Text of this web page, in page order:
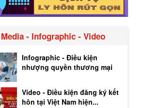
Media - Infographic - Video
Infographic - Điều kiện
nhượng quyền thương mại
Video - Điều kiện đăng ký kết
hôn tại Việt Nam hiện...